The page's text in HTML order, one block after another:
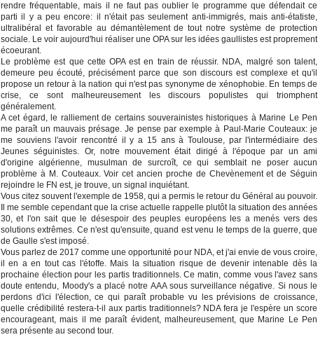
rendre fréquentable, mais il ne faut pas oublier le programme que défendait ce
parti il y a peu encore: il n'était pas seulement anti-immigrés, mais anti-étatiste,
ultralibéral et favorable au démantèlement de tout notre système de protection
sociale. Le voir aujourd'hui réaliser une OPA sur les idées gaullistes est proprement
écoeurant.
Le problème est que cette OPA est en train de réussir. NDA, malgré son talent,
demeure peu écouté, précisément parce que son discours est complexe et qu'il
propose un retour à la nation qui n'est pas synonyme de xénophobie. En temps de
crise, ce sont malheureusement les discours populistes qui triomphent
généralement.
A cet égard, le ralliement de certains souverainistes historiques à Marine Le Pen
me paraît un mauvais présage. Je pense par exemple à Paul-Marie Couteaux: je
me souviens l'avoir rencontré il y a 15 ans à Toulouse, par l'intermédiaire des
Jeunes séguinistes. Or, notre mouvement était dirigé à l'époque par un ami
d'origine algérienne, musulman de surcroît, ce qui semblait ne poser aucun
problème à M. Couteaux. Voir cet ancien proche de Chevènement et de Séguin
rejoindre le FN est, je trouve, un signal inquiétant.
Vous citez souvent l'exemple de 1958, qui a permis le retour du Général au pouvoir.
Il me semble cependant que la crise actuelle rappelle plutôt la situation des années
30, et l'on sait que le désespoir des peuples européens les a menés vers des
solutions extrêmes. Ce n'est qu'ensuite, quand est venu le temps de la guerre, que
de Gaulle s'est imposé.
Vous parlez de 2017 comme une opportunité pour NDA, et j'ai envie de vous croire,
il en a en tout cas l'étoffe. Mais la situation risque de devenir intenable dès la
prochaine élection pour les partis traditionnels. Ce matin, comme vous l'avez sans
doute entendu, Moody's a placé notre AAA sous surveillance négative. Si nous le
perdons d'ici l'élection, ce qui paraît probable vu les prévisions de croissance,
quelle crédibilité restera-t-il aux partis traditionnels? NDA fera je l'espère un score
encourageant, mais il me paraît évident, malheureusement, que Marine Le Pen
sera présente au second tour.